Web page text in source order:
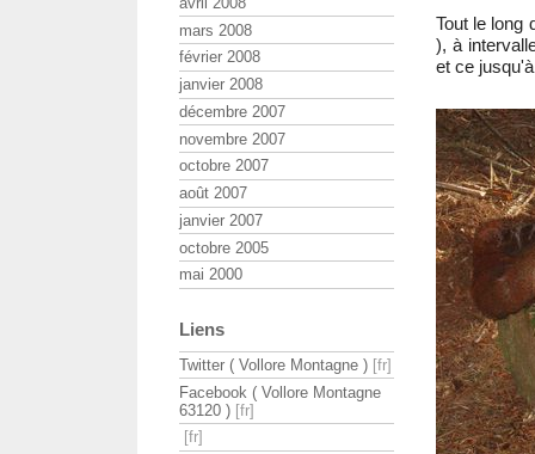
Tout le long
), à
et ce
mars 2008
février 2008
janvier 2008
décembre 2007
novembre 2007
octobre 2007
août 2007
janvier 2007
octobre 2005
mai 2000
Liens
Twitter ( Vollore Montagne )
Facebook ( Vollore Montagne
63120 )